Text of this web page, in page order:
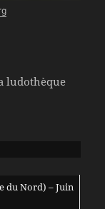
ludothèque
du Nord) – Juin